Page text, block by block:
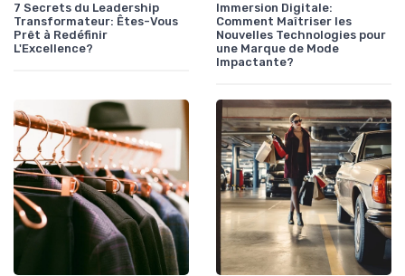
7 Secrets du Leadership
Transformateur: Êtes-Vous
Prêt à Redéfinir
L'Excellence?
Immersion Digitale:
Comment Maîtriser les
Nouvelles Technologies pour
une Marque de Mode
Impactante?